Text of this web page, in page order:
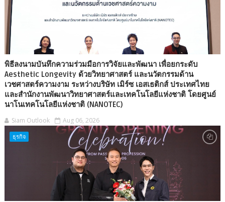
พิธีลงนามบันทึกความร่วมมือการวิจัยและพัฒนา เพื่อยกระดับ
Aesthetic Longevity ด้วยวิทยาศาสตร์ และนวัตกรรมด้าน
เวชศาสตร์ความงาม ระหว่างบริษัท เมิร์ซ เอสเธติกส์ ประเทศไทย
และสำนักงานพัฒนาวิทยาศาสตร์และเทคโนโลยีแห่งชาติ โดยศูนย์
นาโนเทคโนโลยีแห่งชาติ (NANOTEC)
Siam Outlook Aug 06, 2026
ธุรกิจ